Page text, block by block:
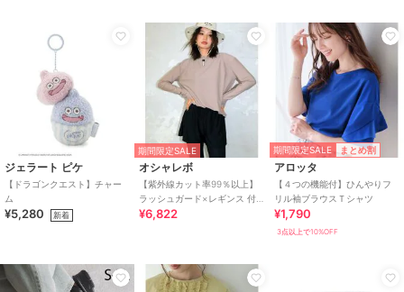
ジェラート ピケ
【ドラゴンクエスト】チャー
ム
¥5,280 新着
期間限定SALE
オシャレボ
【紫外線カット率99％以上】
ラッシュガード×レギンス 付
き タンキニ
¥6,822
期間限定SALE まとめ割
アロッタ
【４つの機能付】ひんやりフ
リル袖ブラウスＴシャツ
¥1,790
3点以上で10%OFF